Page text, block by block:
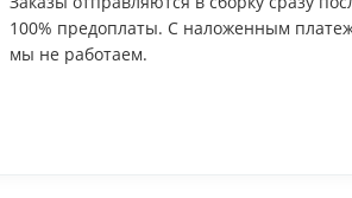
100% предоплаты. С наложенным
мы не работаем.